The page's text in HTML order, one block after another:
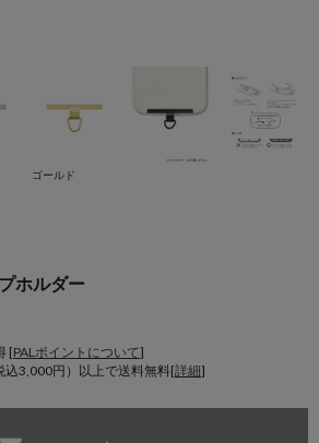
ゴールド
ホルダー
[PALポイントについて]
3,000円）以上で送料無料[詳細]